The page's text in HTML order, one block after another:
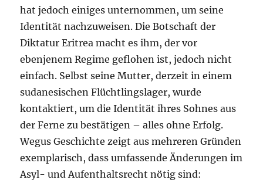
hat jedoch einiges unternommen, um seine
Identität nachzuweisen. Die Botschaft der
Diktatur Eritrea macht es ihm, der vor
ebenjenem Regime geflohen ist, jedoch nicht
einfach. Selbst seine Mutter, derzeit in einem
sudanesischen Flüchtlingslager, wurde
kontaktiert, um die Identität ihres Sohnes aus
der Ferne zu bestätigen – alles ohne Erfolg.
Wegus Geschichte zeigt aus mehreren Gründen
exemplarisch, dass umfassende Änderungen im
Asyl- und Aufenthaltsrecht nötig sind: